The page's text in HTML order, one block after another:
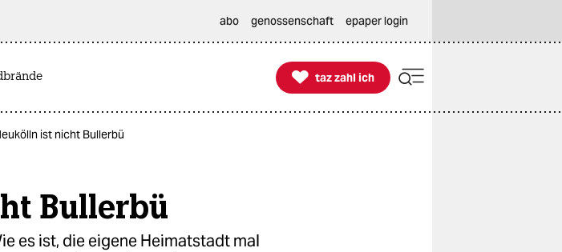
abo genossenschaft epaper login

taz zahl ich
taz zahl ich
ist nicht Bullerbü
Bullerbü
es ist, die eigene Heimatstadt mal